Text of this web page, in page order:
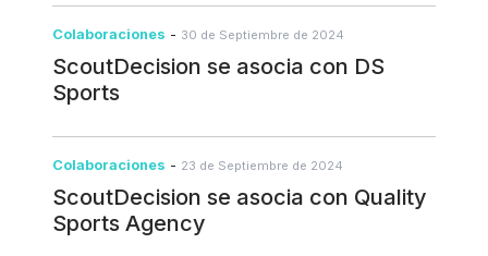
Colaboraciones - 30 de Septiembre de 2024
ScoutDecision se asocia con DS
Sports
Colaboraciones - 23 de Septiembre de 2024
ScoutDecision se asocia con Quality
Sports Agency